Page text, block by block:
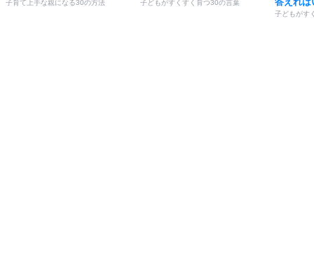
子育て上手な親になる30の方法 子どもがすくすく育つ30の言葉
子どもがす